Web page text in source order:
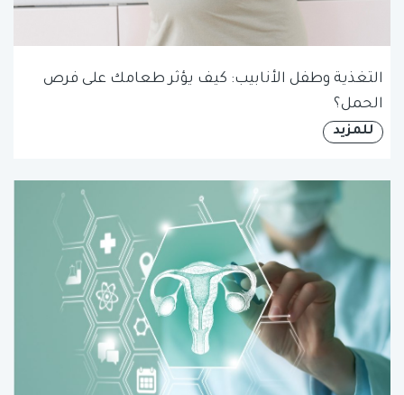
التغذية وطفل الأنابيب: كيف يؤثر طعامك على فرص
الحمل؟
للمزيد